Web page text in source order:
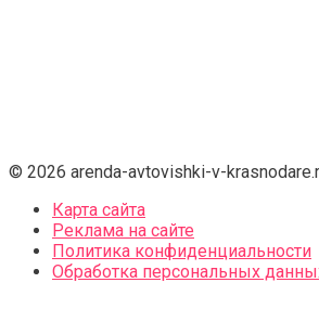
© 2026 arenda-avtovishki-v-
Карта сайта
Реклама на сайте
Политика конфиденциальности
Обработка персональных